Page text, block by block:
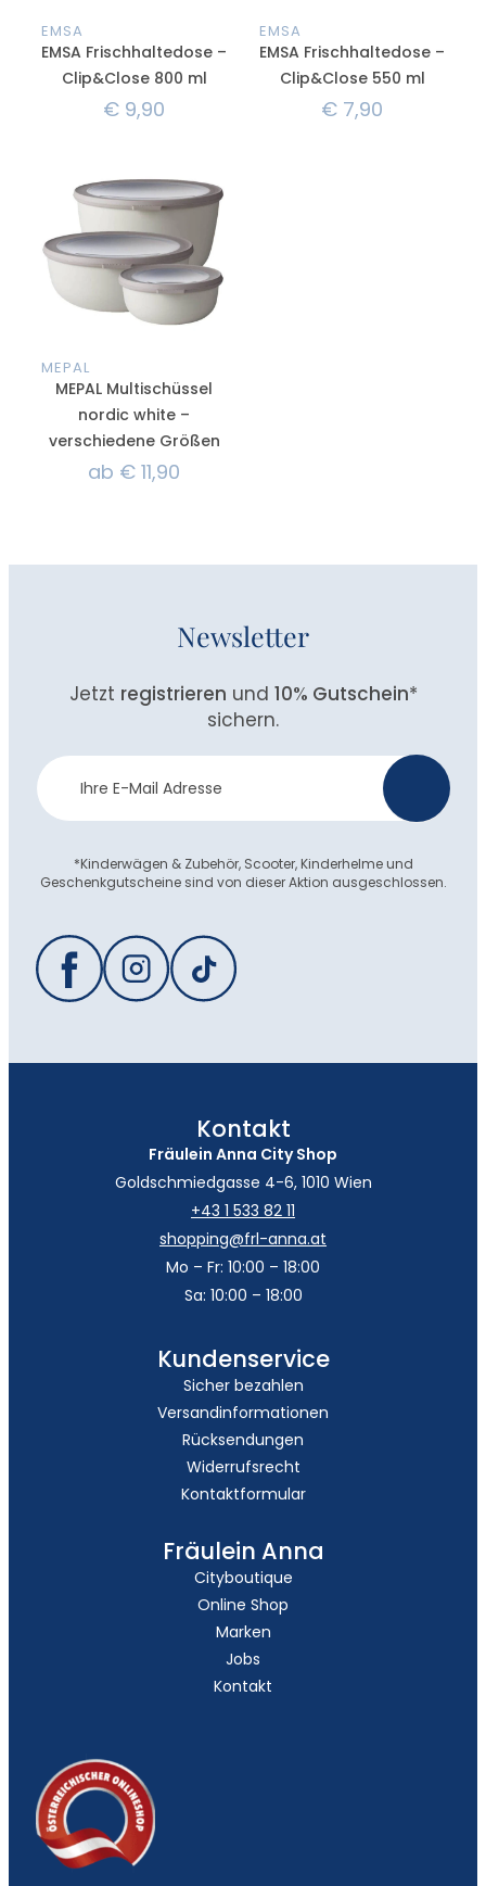
EMSA
EMSA Frischhaltedose –
Clip&Close 800 ml
€ 9,90
EMSA
EMSA Frischhaltedose –
Clip&Close 550 ml
€ 7,90
MEPAL
MEPAL Multischüssel
nordic white –
verschiedene Größen
ab € 11,90
Newsletter
Jetzt registrieren und 10% Gutschein*
sichern.
Newsletter
Anmeldung
*Kinderwägen & Zubehör, Scooter, Kinderhelme und
Geschenkgutscheine sind von dieser Aktion ausgeschlossen.
Kontakt
Fräulein Anna City Shop
Goldschmiedgasse 4-6, 1010 Wien
+43 1 533 82 11
shopping@frl-anna.at
Mo – Fr: 10:00 – 18:00
Sa: 10:00 – 18:00
Kundenservice
Sicher bezahlen
Versandinformationen
Rücksendungen
Widerrufsrecht
Kontaktformular
Fräulein Anna
Cityboutique
Online Shop
Marken
Jobs
Kontakt